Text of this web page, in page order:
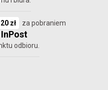
20 zł za pobraniem
odbioru.